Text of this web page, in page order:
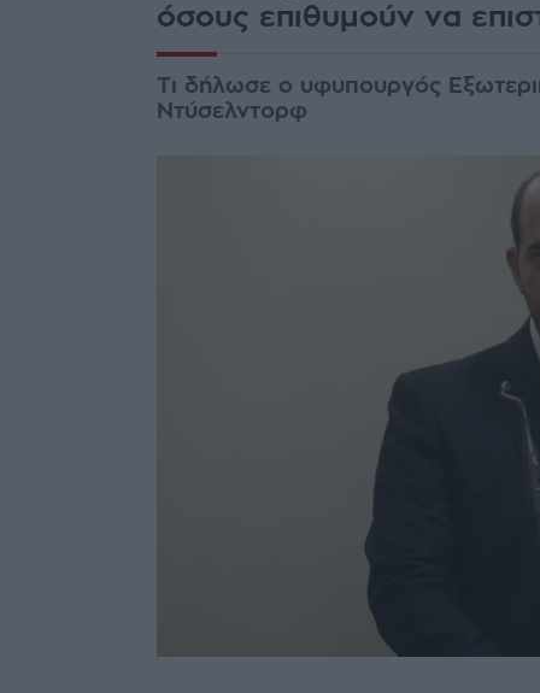
όσους επιθυμούν να
Τι δήλωσε ο υφυπουργός
Ντύσελντορφ